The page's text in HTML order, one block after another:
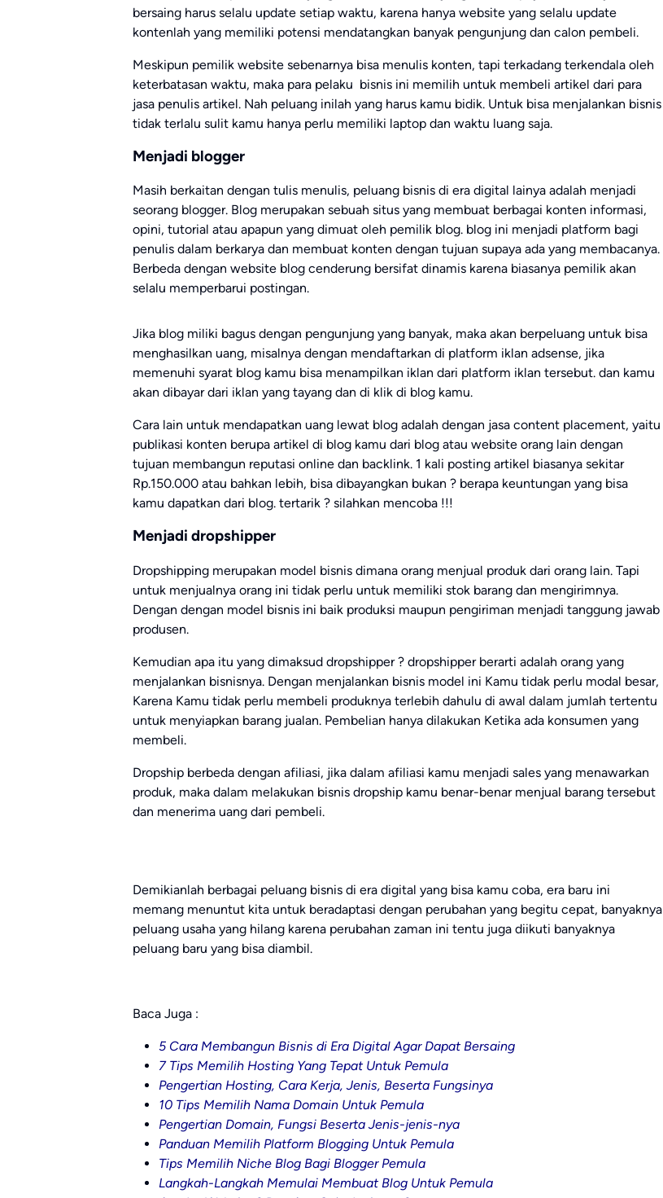
bersaing harus selalu update setiap waktu, karena hanya website yang selalu update
kontenlah yang memiliki potensi mendatangkan banyak pengunjung dan calon pembeli.
Meskipun pemilik website sebenarnya bisa menulis konten, tapi terkadang terkendala oleh
keterbatasan waktu, maka para pelaku bisnis ini memilih untuk membeli artikel dari para
jasa penulis artikel. Nah peluang inilah yang harus kamu bidik. Untuk bisa menjalankan bisnis
tidak terlalu sulit kamu hanya perlu memiliki laptop dan waktu luang saja.
Menjadi blogger
Masih berkaitan dengan tulis menulis, peluang bisnis di era digital lainya adalah menjadi
seorang blogger. Blog merupakan sebuah situs yang membuat berbagai konten informasi,
opini, tutorial atau apapun yang dimuat oleh pemilik blog. blog ini menjadi platform bagi
penulis dalam berkarya dan membuat konten dengan tujuan supaya ada yang membacanya.
Berbeda dengan website blog cenderung bersifat dinamis karena biasanya pemilik akan
selalu memperbarui postingan.
Jika blog miliki bagus dengan pengunjung yang banyak, maka akan berpeluang untuk bisa
menghasilkan uang, misalnya dengan mendaftarkan di platform iklan adsense, jika
memenuhi syarat blog kamu bisa menampilkan iklan dari platform iklan tersebut. dan kamu
akan dibayar dari iklan yang tayang dan di klik di blog kamu.
Cara lain untuk mendapatkan uang lewat blog adalah dengan jasa content placement, yaitu
publikasi konten berupa artikel di blog kamu dari blog atau website orang lain dengan
tujuan membangun reputasi online dan backlink. 1 kali posting artikel biasanya sekitar
Rp.150.000 atau bahkan lebih, bisa dibayangkan bukan ? berapa keuntungan yang bisa
kamu dapatkan dari blog. tertarik ? silahkan mencoba !!!
Menjadi dropshipper
Dropshipping merupakan model bisnis dimana orang menjual produk dari orang lain. Tapi
untuk menjualnya orang ini tidak perlu untuk memiliki stok barang dan mengirimnya.
Dengan dengan model bisnis ini baik produksi maupun pengiriman menjadi tanggung jawab
produsen.
Kemudian apa itu yang dimaksud dropshipper ? dropshipper berarti adalah orang yang
menjalankan bisnisnya. Dengan menjalankan bisnis model ini Kamu tidak perlu modal besar,
Karena Kamu tidak perlu membeli produknya terlebih dahulu di awal dalam jumlah tertentu
untuk menyiapkan barang jualan. Pembelian hanya dilakukan Ketika ada konsumen yang
membeli.
Dropship berbeda dengan afiliasi, jika dalam afiliasi kamu menjadi sales yang menawarkan
produk, maka dalam melakukan bisnis dropship kamu benar-benar menjual barang tersebut
dan menerima uang dari pembeli.
Demikianlah berbagai peluang bisnis di era digital yang bisa kamu coba, era baru ini
memang menuntut kita untuk beradaptasi dengan perubahan yang begitu cepat, banyaknya
peluang usaha yang hilang karena perubahan zaman ini tentu juga diikuti banyaknya
peluang baru yang bisa diambil.
Baca Juga :
5 Cara Membangun Bisnis di Era Digital Agar Dapat Bersaing
7 Tips Memilih Hosting Yang Tepat Untuk Pemula
Pengertian Hosting, Cara Kerja, Jenis, Beserta Fungsinya
10 Tips Memilih Nama Domain Untuk Pemula
Pengertian Domain, Fungsi Beserta Jenis-jenis-nya
Panduan Memilih Platform Blogging Untuk Pemula
Tips Memilih Niche Blog Bagi Blogger Pemula
Langkah-Langkah Memulai Membuat Blog Untuk Pemula